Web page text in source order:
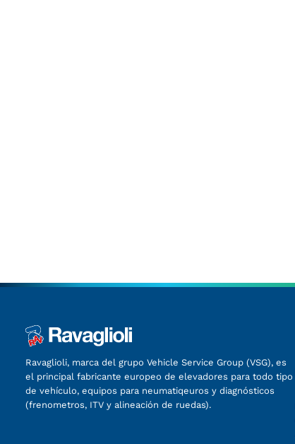
Ravaglioli, marca del grupo Vehicle Service Group (VSG), es
el principal fabricante europeo de elevadores para todo tipo
de vehículo, equipos para neumatiqeuros y diagnósticos
(frenometros, ITV y alineación de ruedas).